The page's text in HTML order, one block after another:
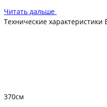
улице, её основе придан вид
каркаса, который
Читать дальше
Технические характеристики
370см